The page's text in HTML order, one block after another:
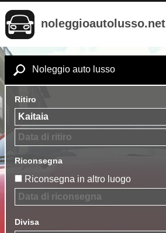
noleggioautolusso.net
Noleggio auto lusso
Ritiro
Riconsegna
Riconsegna in altro luogo
Divisa